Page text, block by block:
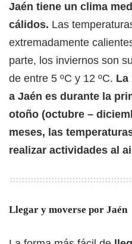
Jaén tiene un clima
cálidos. Las
extremadamente
parte, los inviernos son
de entre 5 ºC y 12 ºC. La
a Jaén es durante la
otoño (octubre –
meses, las
realizar actividades al
Llegar y moverse por Jaén